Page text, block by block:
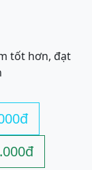
tốt hơn, đạt